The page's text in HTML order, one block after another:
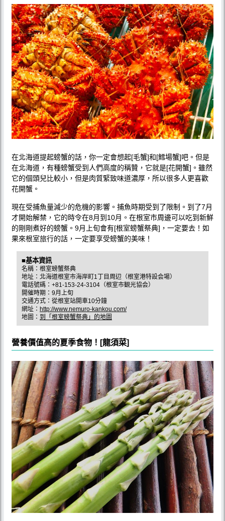
在北海道提起螃蟹的話，你一定會想起[毛蟹]和[鱈場蟹]吧。但是
在北海道，有種螃蟹受到人們高度的稱贊，它就是[花開蟹]。雖然
它的個頭兒比較小，但是肉質緊致味道濃厚，所以很多人更喜歡
花開蟹。
現在受捕魚量減少的危機的影響。捕魚時期受到了限制。到了7月
才開始解禁，它的時令在8月到10月。在根室市周邊可以吃到新鮮
的剛剛煮好的螃蟹。9月上旬會有[根室螃蟹祭典]，一定要去！如
果來根室旅行的話，一定要享受螃蟹的美味！
■基本資訊
名稱：根室螃蟹祭典
地址：北海道根室市海岸町1丁目周辺（根室港特設会場）
電話號碼：+81-153-24-3104（根室市観光協会）
開催時期：9月上旬
交通方式：從根室站開車10分鐘
網址： http://www.nemuro-kankou.com/
地圖： 到「根室螃蟹祭典」的地圖
營養價值高的夏季食物！[龍須菜]